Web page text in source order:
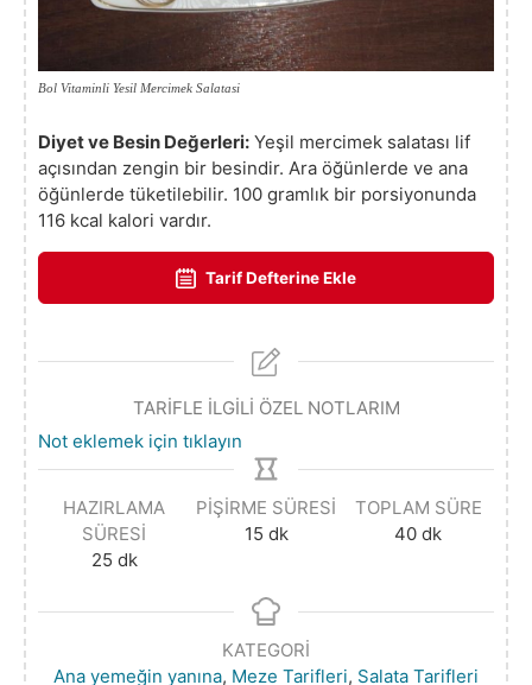
Bol Vitaminli Yesil Mercimek Salatasi
Diyet ve Besin Değerleri: Yeşil mercimek salatası lif
açısından zengin bir besindir. Ara öğünlerde ve ana
öğünlerde tüketilebilir. 100 gramlık bir porsiyonunda
116 kcal kalori vardır.
Tarif Defterine Ekle
TARİFLE İLGİLİ ÖZEL NOTLARIM
Not eklemek için tıklayın
HAZIRLAMA
SÜRESI
25 dk
PIŞIRME SÜRESI
15 dk
TOPLAM SÜRE
40 dk
KATEGORI
Ana yemeğin yanına, Meze Tarifleri, Salata Tarifleri